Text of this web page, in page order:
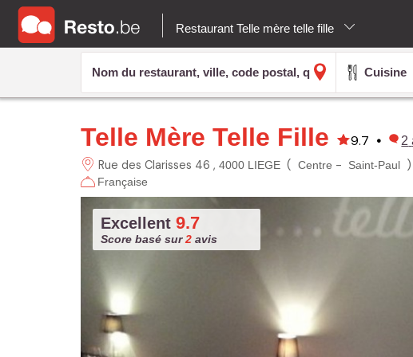
Restaurant Telle mère telle fille
Cuisine
Telle Mère Telle Fille 9.7 • 2
Rue des Clarisses 46 4000 LIEGE( Centre - Saint-Paul)
Française
Excellent 9.7
Score basé sur2 avis